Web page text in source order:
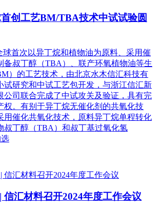
创工艺BM/TBA技术中试试验圆
首次以异丁烷和植物油为原料、采用催
备叔丁醇（TBA）、联产环氧植物油等生
）的工艺技术，由北京水木信汇科技有
试研究和中试工艺包开发，与浙江信汇新
公司联合完成了中试攻关及验证，具有完
权。有别于异丁烷无催化剂的共氧化技
用催化共氧化技术，原料异丁烷单程转化
叔丁醇（TBA）和叔丁基过氧化氢
选
信汇材料召开2024年度工作会议